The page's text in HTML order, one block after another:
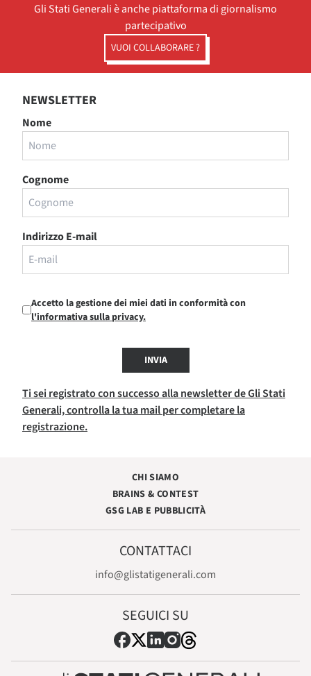
Gli Stati Generali è anche piattaforma di giornalismo
partecipativo
VUOI COLLABORARE ?
NEWSLETTER
Nome
Cognome
Indirizzo E-mail
Accetto la gestione dei miei dati in conformità con
l'informativa sulla privacy.
INVIA
Ti sei registrato con successo alla newsletter de Gli Stati
Generali, controlla la tua mail per completare la
registrazione.
CHI SIAMO
BRAINS & CONTEST
GSG LAB E PUBBLICITÀ
CONTATTACI
info@glistatigenerali.com
SEGUICI SU